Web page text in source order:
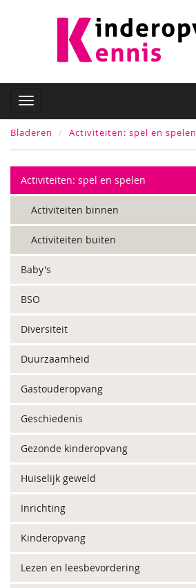
Bladeren Activiteiten: spel en spelen
Activiteiten: spel en spelen
Activiteiten binnen
Activiteiten buiten
Baby's
BSO
Diversiteit
Duurzaamheid
Gastouderopvang
Geschiedenis
Gezonde kinderopvang
Huiselijk geweld
Inrichting
Kinderopvang
Lezen en leesbevordering